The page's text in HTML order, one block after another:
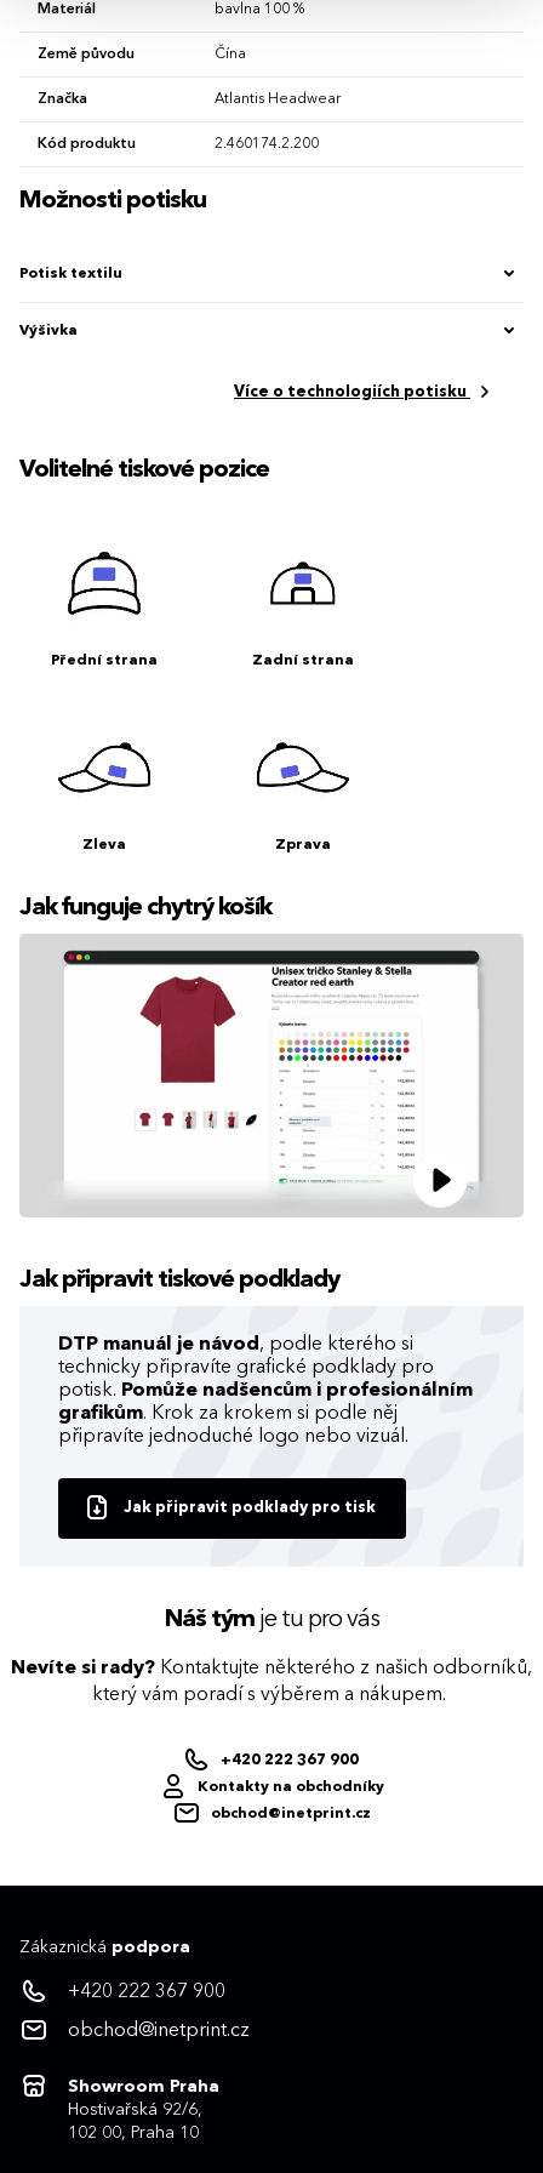
Materiál bavlna 100 %
Země původu Čína
Značka Atlantis Headwear
Kód produktu 2.460174.2.200
Možnosti potisku
Potisk textilu
Výšivka
Více o technologiích potisku
Volitelné tiskové pozice
Přední strana Zadní strana
Zleva Zprava
Jak funguje chytrý košík
Jak připravit tiskové podklady
DTP manuál je návod , podle kterého si
technicky připravíte grafické podklady pro
potisk. Pomůže nadšencům i profesionálním
grafikům. Krok za krokem si podle něj
připravíte jednoduché logo nebo vizuál.
Jak připravit podklady pro tisk
Náš týmje tu pro vás
Nevíte si rady? Kontaktujte některého z našich odborníků,
který vám poradí s výběrem a nákupem.
+420 222 367 900
Kontakty na obchodníky
obchod@inetprint.cz
Zákaznická podpora
+420 222 367 900
obchod@inetprint.cz
Showroom Praha
Hostivařská 92/6,
102 00, Praha 10